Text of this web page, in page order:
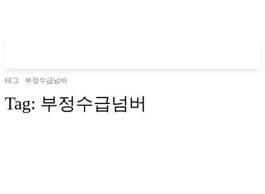
태그 부정수급넘버
Tag: 부정수급넘버